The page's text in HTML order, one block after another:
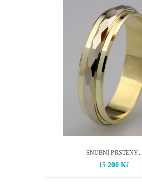
SNUBNÍ PRSTENY...
15 200 Kč